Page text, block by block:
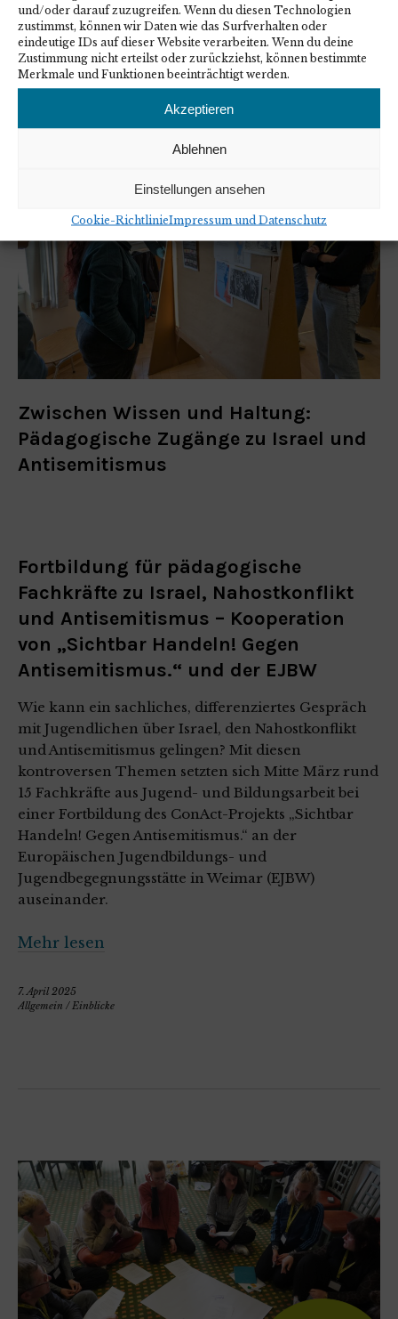
und/oder darauf zuzugreifen. Wenn du diesen Technologien
zustimmst, können wir Daten wie das Surfverhalten oder
eindeutige IDs auf dieser Website verarbeiten. Wenn du deine
Zustimmung nicht erteilst oder zurückziehst, können bestimmte
Merkmale und Funktionen beeinträchtigt werden.
Akzeptieren
Ablehnen
Einstellungen ansehen
Cookie-RichtlinieImpressum und Datenschutz
Zwischen Wissen und Haltung:
Pädagogische Zugänge zu Israel und
Antisemitismus
Fortbildung für pädagogische
Fachkräfte zu Israel, Nahostkonflikt
und Antisemitismus – Kooperation
von „Sichtbar Handeln! Gegen
Antisemitismus.“ und der EJBW
Wie kann ein sachliches, differenziertes Gespräch
mit Jugendlichen über Israel, den Nahostkonflikt
und Antisemitismus gelingen? Mit diesen
kontroversen Themen setzten sich Mitte März rund
15 Fachkräfte aus Jugend- und Bildungsarbeit bei
einer Fortbildung des ConAct-Projekts „Sichtbar
Handeln! Gegen Antisemitismus.“ an der
Europäischen Jugendbildungs- und
Jugendbegegnungsstätte in Weimar (EJBW)
auseinander.
Mehr lesen
7. April 2025
Allgemein / Einblicke